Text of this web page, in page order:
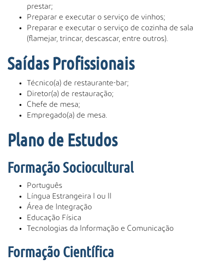
prestar;
Preparar e executar o serviço de vinhos;
Preparar e executar o serviço de cozinha de sala
(flamejar, trincar, descascar, entre outros).
Saídas Profissionais
Técnico(a) de restaurante-bar;
Diretor(a) de restauração;
Chefe de mesa;
Empregado(a) de mesa.
Plano de Estudos
Formação Sociocultural
Português
Língua Estrangeira I ou II
Área de Integração
Educação Física
Tecnologias da Informação e Comunicação
Formação Científica